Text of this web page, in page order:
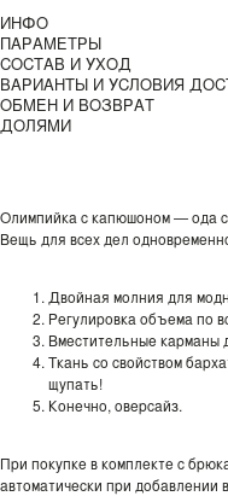
ИНФО
ПАРАМЕТРЫ
СОСТАВ И УХОД
ВАРИАНТЫ И УСЛОВИЯ
ОБМЕН И ВОЗВРАТ
ДОЛЯМИ
Олимпийка с капюшоном — ода
Вещь для всех дел
Двойная молния для
Регулировка объема по
Вместительные карманы
Ткань со свойством
щупать!
Конечно, оверсайз.
При покупке в комплекте с
автоматически при добавлении